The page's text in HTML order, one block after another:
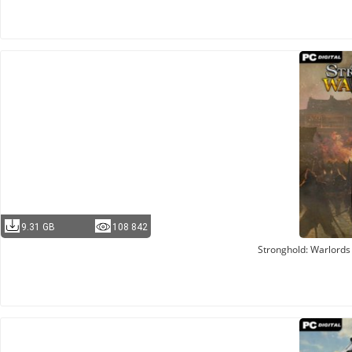
9.31 GB 108 842
Stronghold: